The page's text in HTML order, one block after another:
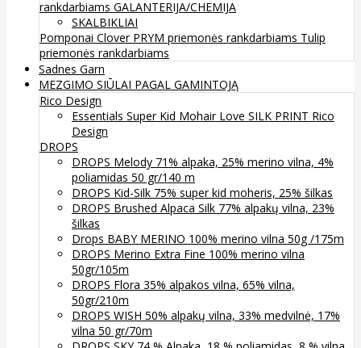
rankdarbiams GALANTERIJA/CHEMIJA
SKALBIKLIAI
Pomponai Clover PRYM priemonės rankdarbiams Tulip
priemonės rankdarbiams
Sadnes Garn
MEZGIMO SIŪLAI PAGAL GAMINTOJĄ
Rico Design
Essentials Super Kid Mohair Love SILK PRINT Rico
Design
DROPS
DROPS Melody 71% alpaka, 25% merino vilna, 4%
poliamidas 50 gr/140 m
DROPS Kid-Silk 75% super kid moheris, 25% šilkas
DROPS Brushed Alpaca Silk 77% alpakų vilna, 23%
šilkas
Drops BABY MERINO 100% merino vilna 50g /175m
DROPS Merino Extra Fine 100% merino vilna
50gr/105m
DROPS Flora 35% alpakos vilna, 65% vilna,
50gr/210m
DROPS WISH 50% alpakų vilna, 33% medvilnė, 17%
vilna 50 gr/70m